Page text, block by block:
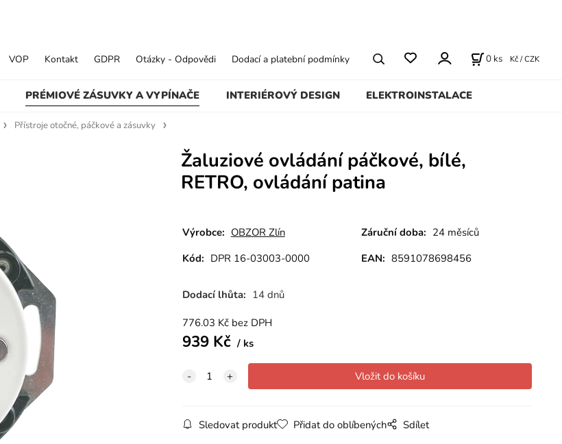
PRÉMIOVÉ ZÁSUVKY A VYPÍNAČE INTERIÉROVÝ DESIGN ELEKTROINSTALACE
VOP Kontakt GDPR Otázky - Odpovědi Dodací a platební podmínky 0 ks Kč / CZK
Přístroje otočné, páčkové a zásuvky
Žaluziové ovládání páčkové, bílé,
RETRO, ovládání patina
Výrobce: OBZOR Zlín Záruční doba: 24 měsíců
Kód: DPR 16-03003-0000 EAN: 8591078698456
Dodací lhůta: 14 dnů
776.03 Kč bez DPH
939Kč ks
Sledovat produkt Přidat do oblíbených Sdílet